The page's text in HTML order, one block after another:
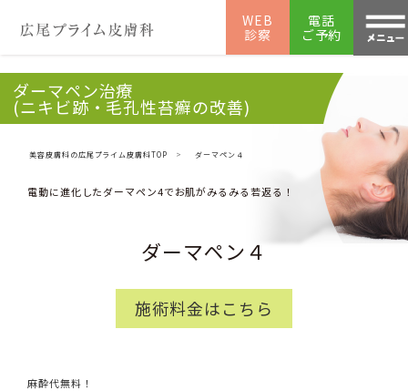
電話
ご予約
WEB
診察
ダーマペン治療
(ニキビ跡・毛孔性苔癬の改善)
美容皮膚科の広尾プライム皮膚科TOP ダーマペン４
電動に進化したダーマペン4でお肌がみるみる若返る！
ダーマペン４
施術料金はこちら
麻酔代無料！